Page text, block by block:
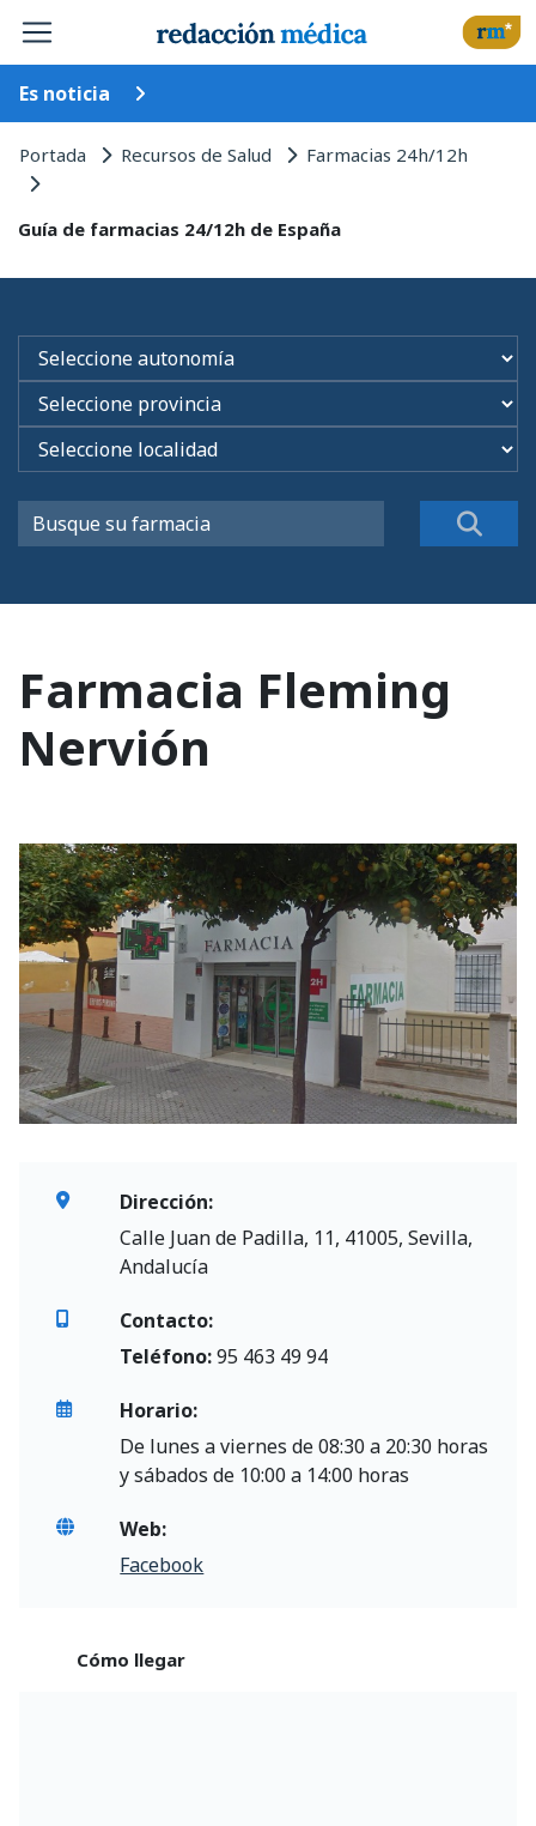
Es noticia
Portada Recursos de Salud Farmacias 24h/12h
Guía de farmacias 24/12h de España
Farmacia Fleming
Nervión
Dirección:
Calle Juan de Padilla, 11, 41005, Sevilla,
Andalucía
Contacto:
Teléfono:95 463 49 94
Horario:
De lunes a viernes de 08:30 a 20:30 horas
y sábados de 10:00 a 14:00 horas
Web:
Facebook
Cómo llegar